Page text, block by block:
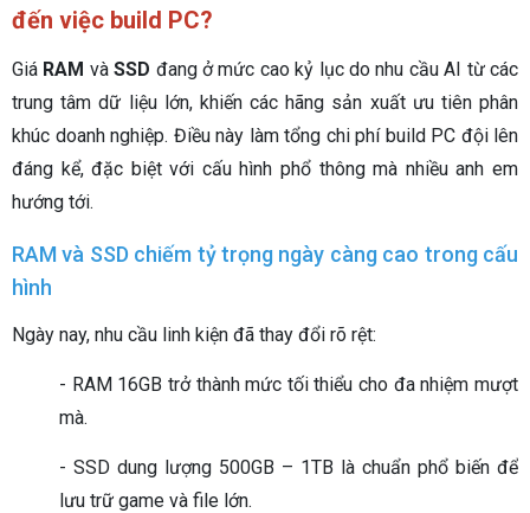
đến việc build PC?
Giá RAM vàSSD đang ở mức cao kỷ lục do nhu cầu AI từ các
trung tâm dữ liệu lớn, khiến các hãng sản xuất ưu tiên phân
khúc doanh nghiệp. Điều này làm tổng chi phí build PC đội lên
đáng kể, đặc biệt với cấu hình phổ thông mà nhiều anh em
hướng tới.
RAM và SSD chiếm tỷ trọng ngày càng cao trong cấu
hình
Ngày nay, nhu cầu linh kiện đã thay đổi rõ rệt:
- RAM 16GB trở thành mức tối thiểu cho đa nhiệm mượt
mà.
- SSD dung lượng 500GB – 1TB là chuẩn phổ biến để
lưu trữ game và file lớn.